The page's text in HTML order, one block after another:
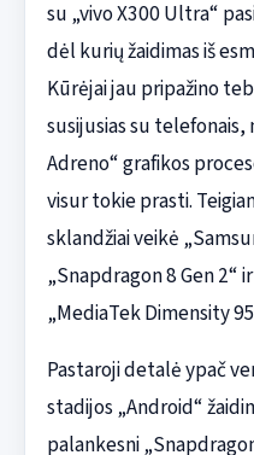
su „vivo X300 Ultra“
dėl kurių žaidimas iš
Kūrėjai jau pripažino
susijusias su
Adreno“ grafikos
visur tokie prasti.
sklandžiai veikė
„Snapdragon 8 Gen 2“
„MediaTek Dimensity
Pastaroji detalė ypač
stadijos „Android“
palankesni